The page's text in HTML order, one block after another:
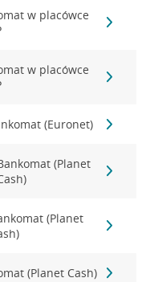
w placówce
w placówce
(Euronet)
(Planet
(Planet
(Planet Cash)